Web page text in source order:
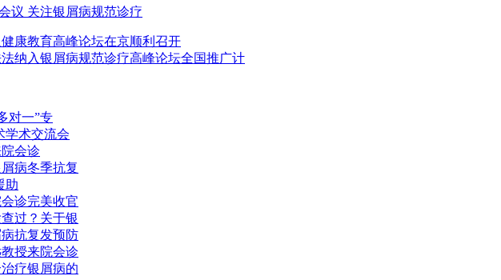
议 关注银屑病规范诊疗
康教育高峰论坛在京顺利召开
纳入银屑病规范诊疗高峰论坛全国推广计
对一”专
学术交流会
会诊
病冬季抗复
助
诊完美收官
过？关于银
抗复发预防
授来院会诊
疗银屑病的